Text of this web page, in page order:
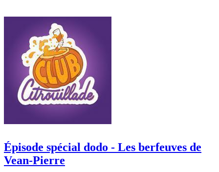
Épisode spécial dodo - Les berfeuves de
Vean-Pierre